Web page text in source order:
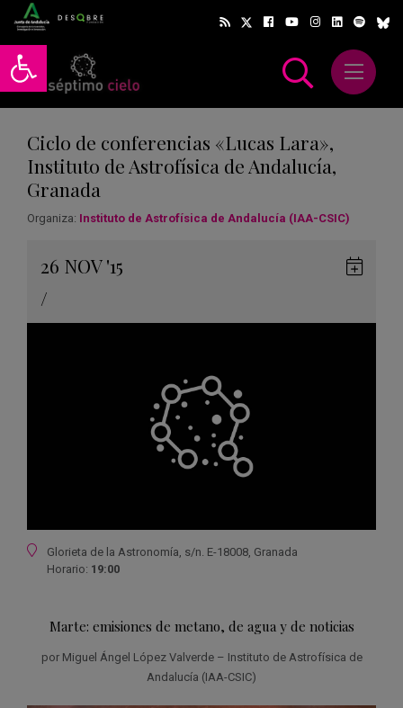
Abrir barra de herramientas
Abrir
Ciclo de conferencias «Lucas Lara»,
Instituto de Astrofísica de Andalucía,
Granada
Organiza: Instituto de Astrofísica de Andalucía (IAA-CSIC)
26 NOV'15
/
Ubicación
Glorieta de la Astronomía, s/n. E-18008, Granada
Horario: 19:00
Marte: emisiones de metano, de agua y de noticias
por Miguel Ángel López Valverde– Instituto de Astrofísica de
Andalucía (IAA-CSIC)